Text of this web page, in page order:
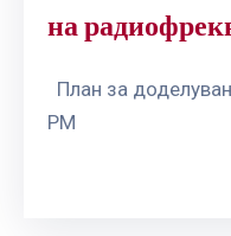
на
План за
РМ